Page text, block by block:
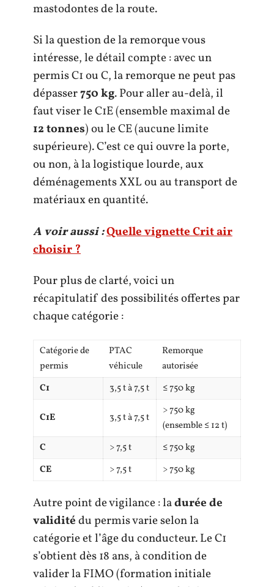
mastodontes de la route.
Si la question de la remorque vous
intéresse, le détail compte : avec un
permis C1 ou C, la remorque ne peut pas
dépasser750 kg. Pour aller au-delà, il
faut viser le C1E (ensemble maximal de
12 tonnes) ou le CE (aucune limite
supérieure). C’est ce qui ouvre la porte,
ou non, à la logistique lourde, aux
déménagements XXL ou au transport de
matériaux en quantité.
A voir aussi :Quelle vignette Crit air
choisir ?
Pour plus de clarté, voici un
récapitulatif des possibilités offertes par
chaque catégorie :
Catégorie de
permis
PTAC
véhicule
Remorque
autorisée
C1
3,5 t à 7,5 t ≤ 750 kg
C1E 3,5 t à 7,5 t
> 750 kg
(ensemble ≤ 12 t)
C
> 7,5 t
≤ 750 kg
CE
> 7,5 t > 750 kg
Autre point de vigilance : ladurée de
validitédu permis varie selon la
catégorie et l’âge du conducteur. Le C1
s’obtient dès 18 ans, à condition de
valider la FIMO (formation initiale